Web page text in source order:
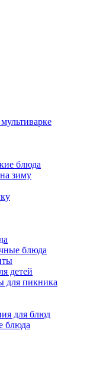
блюда
зиму
блюда
детей
для пикника
для блюд
блюда